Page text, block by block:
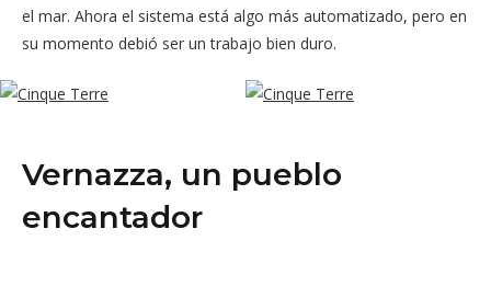
el mar. Ahora el sistema está algo más automatizado, pero en
su momento debió ser un trabajo bien duro.
Vernazza, un pueblo
encantador